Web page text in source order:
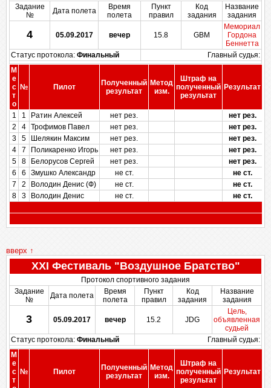
Задание
№
Дата полета
Время
полета
Пункт
правил
Код
задания
Название
задания
4 05.09.2017 вечер 15.8 GBM
Мемориал
Гордона
Беннетта
Статус протокола: Финальный
Главный судья:
М
е
с
т
о
№ Пилот
Полученный
результат
Метод
изм.
Штраф на
полученный
результат
Результат
1 1 Ратин Алексей нет рез.
нет рез.
2
4 Трофимов Павел нет рез.
нет рез.
3
5 Шелякин Максим нет рез.
нет рез.
4
7 Поликаренко Игорь нет рез.
нет рез.
5
8 Белорусов Сергей нет рез.
нет рез.
6
6 Змушко Александр не ст.
не ст.
7
2 Володин Денис (Ф) не ст.
не ст.
8
3 Володин Денис не ст. не ст.
вверх ↑
XXІ Фестиваль "Воздушное Братство"
Протокол спортивного задания
Задание
№
Дата полета
Время
полета
Пункт
правил
Код
задания
Название
задания
3 05.09.2017 вечер 15.2 JDG
Цель,
объявленная
судьей
Статус протокола: Финальный
Главный судья:
М
е
с
т
№ Пилот
Полученный
результат
Метод
изм.
Штраф на
полученный
результат
Результат